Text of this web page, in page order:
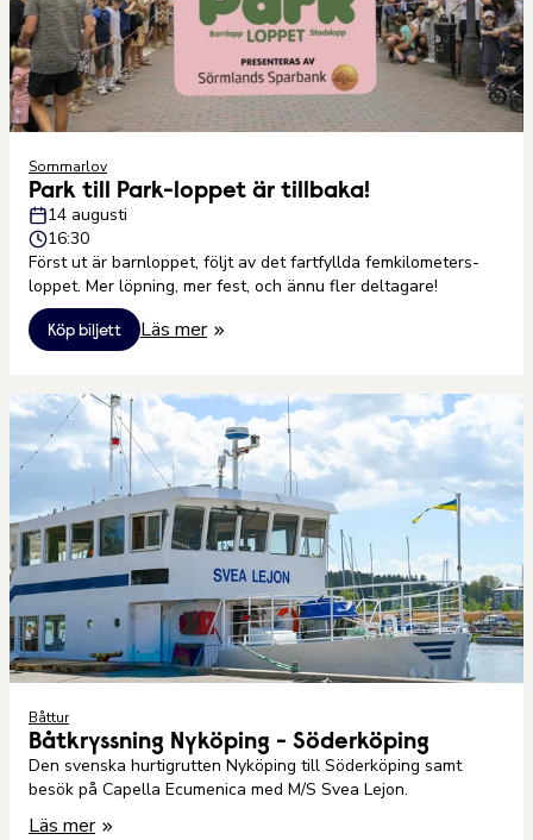
Sommarlov
Park till Park-loppet är tillbaka!
14 augusti
16:30
Först ut är barnloppet, följt av det fartfyllda femkilometers-
loppet. Mer löpning, mer fest, och ännu fler deltagare!
Köp biljett Läs mer
Båttur
Båtkryssning Nyköping - Söderköping
Den svenska hurtigrutten Nyköping till Söderköping samt
besök på Capella Ecumenica med M/S Svea Lejon.
Läs mer